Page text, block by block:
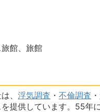
館、旅館
、 浮気調査 ・ 不倫調査 ・
提供しています。55年